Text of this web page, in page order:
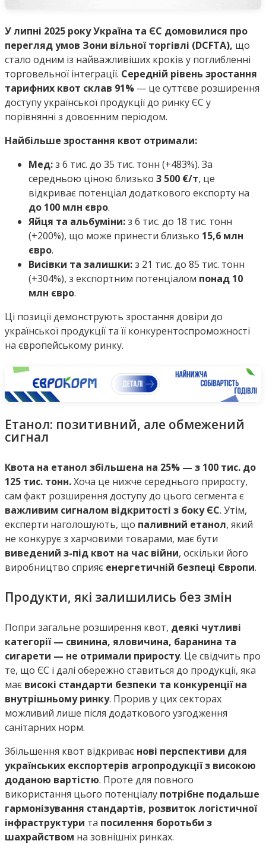
У липні 2025 року Україна та ЄС домовилися про
перегляд умов Зони вільної торгівлі (DCFTA), що
стало одним із найважливіших кроків у поглибленні
торговельної інтеграції. Середній рівень зростання
тарифних квот склав 91% — це суттєве розширення
доступу української продукції до ринку ЄС у
порівнянні з довоєнним періодом.
Найбільше зростання квот отримали:
Мед:з 6 тис. до 35 тис. тонн (+483%). За
середньою ціною близько 3 500 €/т, це
відкриває потенціал додаткового експорту на
до 100 млн євро.
Яйця та альбуміни:з 6 тис. до 18 тис. тонн
(+200%), що може принести близько 15,6 млн
євро.
Висівки та залишки:з 21 тис. до 85 тис. тонн
(+304%), з експортним потенціалом понад 10
млн євро.
Ці позиції демонструють зростання довіри до
української продукції та її конкурентоспроможності
на європейському ринку.
Етанол: позитивний, але обмежений
сигнал
Квота на етанол збільшена на 25% — з 100 тис. до
125 тис. тонн.Хоча це нижче середнього приросту,
сам факт розширення доступу до цього сегмента є
важливим сигналом відкритості з боку ЄС. Утім,
експерти наголошують, що паливний етанол, який
не конкурує з харчовими товарами, має бути
виведений з-під квот на час війни, оскільки його
виробництво сприяє енергетичній безпеці Європи.
Продукти, які залишились без змін
Попри загальне розширення квот, деякі чутливі
категорії — свинина, яловичина, баранина та
сигарети — не отримали приросту. Це свідчить про
те, що ЄС і далі обережно ставиться до продукції, яка
має високі стандарти безпеки та конкуренції на
внутрішньому ринку. Прорив у цих секторах
можливий лише після додаткового узгодження
санітарних норм.
Збільшення квот відкриває нові перспективи для
українських експортерів агропродукції з високою
доданою вартістю. Проте для повного
використання цього потенціалу потрібне подальше
гармонізування стандартів, розвиток логістичної
інфраструктури та посилення боротьби з
шахрайством на зовнішніх ринках.